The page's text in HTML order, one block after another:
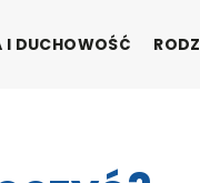
I DUCHOWOŚĆ